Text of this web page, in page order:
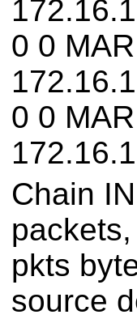
0 0
0 0
Chain
pkts
source